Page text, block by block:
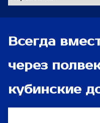
Всегда
через
кубинские